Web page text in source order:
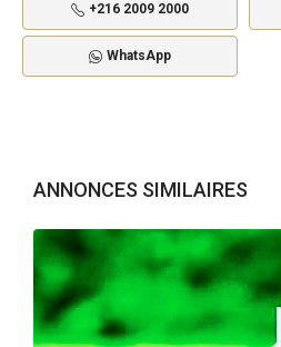
+216 2009 2000
WhatsApp
ANNONCES SIMILAIRES